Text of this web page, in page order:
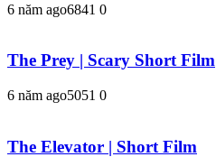
6 năm ago6841 0
The Prey | Scary Short Film
6 năm ago5051 0
The Elevator | Short Film